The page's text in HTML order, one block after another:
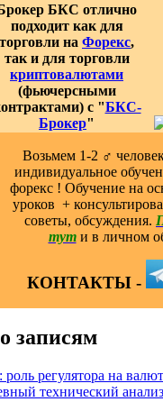
БКС отлично
подходит как для
торговли на Форекс,
так и для торговли
криптовалютами
(фьючерсными
с "БКС-
Брокер"
Возьмем 1-2 ‍♂️
индивидуальное
форекс ! Обучение на
уроков ️ +
советы, обсуждения.
тут и в личном
КОНТАКТЫ -
записям
регулятора на
технический